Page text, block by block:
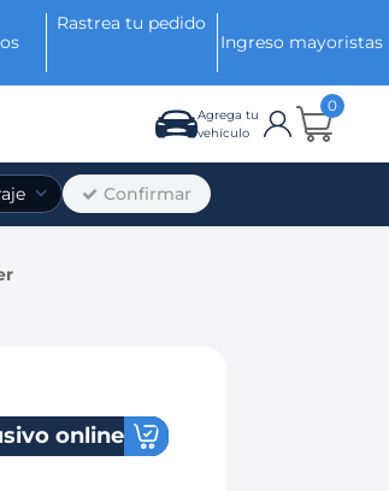
Rastrea tu pedido
Ingreso mayoristas
Agrega tu
vehículo
0
Confirmar
online